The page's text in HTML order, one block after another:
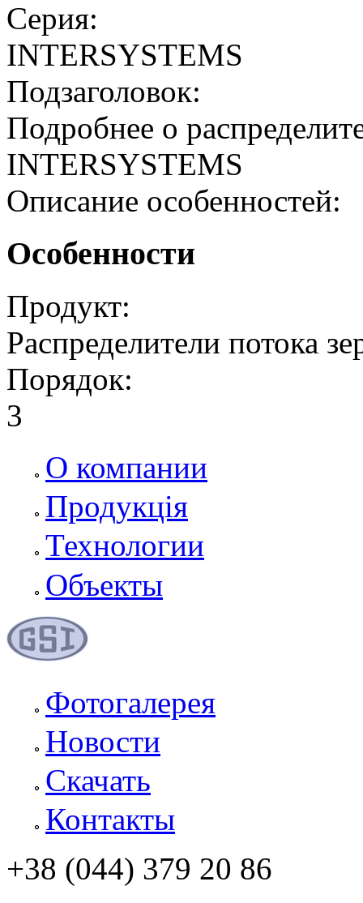
Серия:
INTERSYSTEMS
Подзаголовок:
Подробнее о
INTERSYSTEMS
Описание особенностей:
Особенности
Продукт:
Распределители потока
Порядок:
3
О компании
Продукція
Технологии
Объекты
Фотогалерея
Новости
Скачать
Контакты
+38 (044) 379 20 86